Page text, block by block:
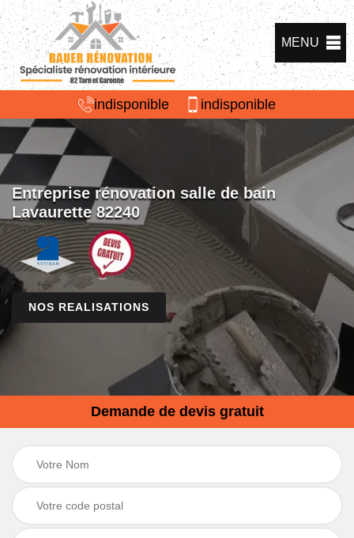
MENU
indisponible indisponible
Entreprise rénovation salle de bain
Lavaurette 82240
NOS REALISATIONS
Demande de devis gratuit